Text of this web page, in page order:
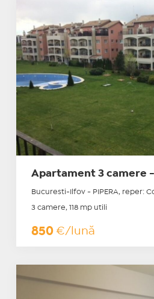
Apartament 3 camere
Bucuresti-Ilfov - PIPERA, reper:
3 camere, 118 mp utili
850 €/lună